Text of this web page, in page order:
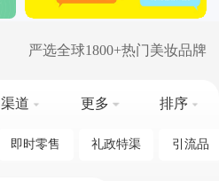
严选全球1800+热门美妆品牌
渠道 更多 排序
即时零售 礼政特渠 引流品